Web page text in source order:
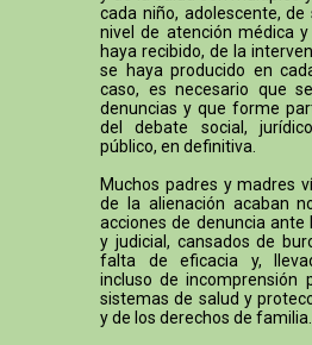
cada niño, adolescente, de
nivel de atención médica
haya recibido, de la
se haya producido en
caso, es necesario que
denuncias y que forme
del debate social,
público, en definitiva.
Muchos padres y madres
de la alienación acaban
acciones de denuncia ante
y judicial, cansados de
falta de eficacia y,
incluso de incomprensión
sistemas de salud y
y de los derechos de familia.